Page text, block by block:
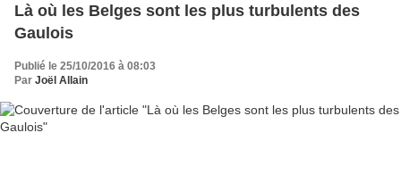
Là où les Belges sont les plus turbulents des
Gaulois
Publié le 25/10/2016 à 08:03
Par Joël Allain